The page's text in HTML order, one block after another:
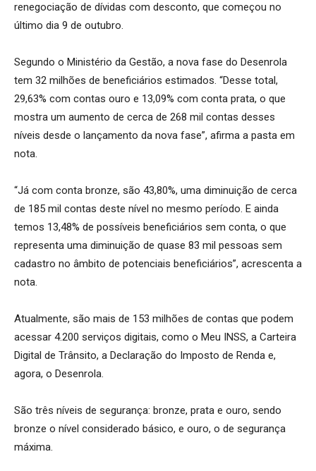
renegociação de dívidas com desconto, que começou no
último dia 9 de outubro.
Segundo o Ministério da Gestão, a nova fase do Desenrola
tem 32 milhões de beneficiários estimados. “Desse total,
29,63% com contas ouro e 13,09% com conta prata, o que
mostra um aumento de cerca de 268 mil contas desses
níveis desde o lançamento da nova fase”, afirma a pasta em
nota.
“Já com conta bronze, são 43,80%, uma diminuição de cerca
de 185 mil contas deste nível no mesmo período. E ainda
temos 13,48% de possíveis beneficiários sem conta, o que
representa uma diminuição de quase 83 mil pessoas sem
cadastro no âmbito de potenciais beneficiários”, acrescenta a
nota.
Atualmente, são mais de 153 milhões de contas que podem
acessar 4.200 serviços digitais, como o Meu INSS, a Carteira
Digital de Trânsito, a Declaração do Imposto de Renda e,
agora, o Desenrola.
São três níveis de segurança: bronze, prata e ouro, sendo
bronze o nível considerado básico, e ouro, o de segurança
máxima.